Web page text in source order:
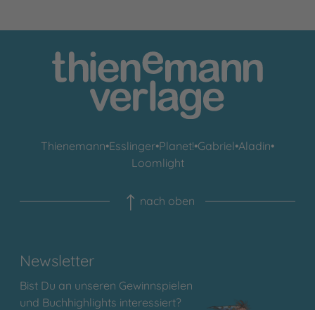
Thienemann•Esslinger•Planet!•Gabriel•Aladin•
Loomlight
nach oben
Newsletter
Bist Du an unseren Gewinnspielen
und Buchhighlights interessiert?